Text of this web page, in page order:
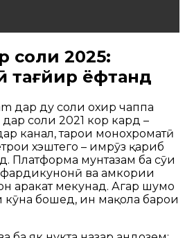
соли 2025:
тағйир ёфтанд
дар ду соли охир чаппа
соли 2021 кор кард –
канал, тарҳҳои монохроматӣ
хэштегҳо – имрӯз қариб
Платформа мунтазам ба сӯи
ва ҳамкории
ҳаракат мекунад. Агар шумо
кӯҳна бошед, ин мақола барои